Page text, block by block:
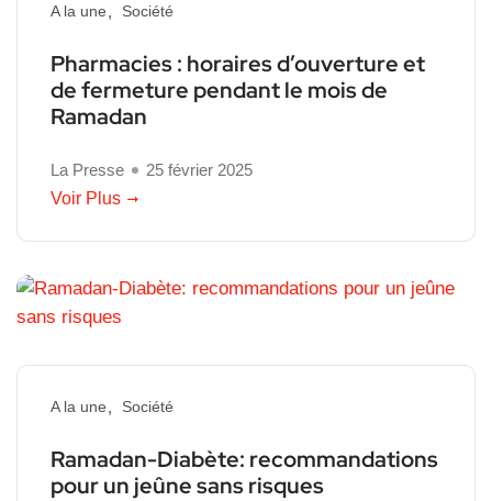
A la une Société
Pharmacies : horaires d’ouverture et
de fermeture pendant le mois de
Ramadan
La Presse
25 février 2025
Voir Plus
A la une Société
Ramadan-Diabète: recommandations
pour un jeûne sans risques